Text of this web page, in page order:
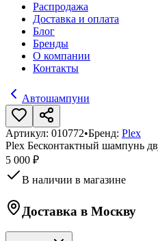
Распродажа
Доставка и оплата
Блог
Бренды
О компании
Контакты
Автошампуни
Артикул: 010772•Бренд: Plex
Plex Бесконтактный шампунь
5 000 ₽
В наличии в магазине
Доставка в Москву